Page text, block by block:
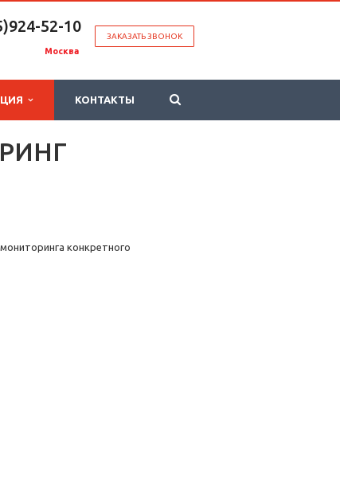
ЗАКАЗАТЬ ЗВОНОК
52-10
Москва
КОНТАКТЫ
конкретного